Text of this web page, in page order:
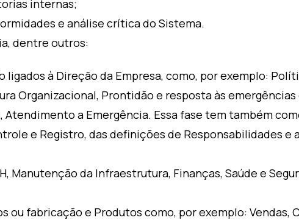
internas;
e análise crítica do Sistema.
dentre outros:
à Direção da Empresa, como, por exemplo:
Organizacional, Prontidão e resposta às
Atendimento a Emergência. Essa fase tem também
e Registro, das definições de Responsabilidades e
Manutenção da Infraestrutura, Finanças, Saúde e
ou fabricação e Produtos como, por exemplo: Vendas,